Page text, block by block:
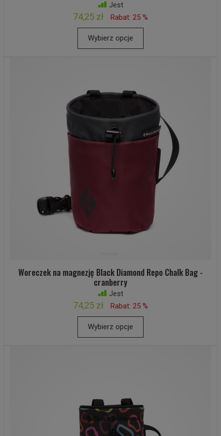
Jest
74,25 zł Rabat: 25 %
Wybierz opcje
Woreczek na magnezję Black Diamond Repo Chalk Bag -
cranberry
Jest
74,25 zł Rabat: 25 %
Wybierz opcje